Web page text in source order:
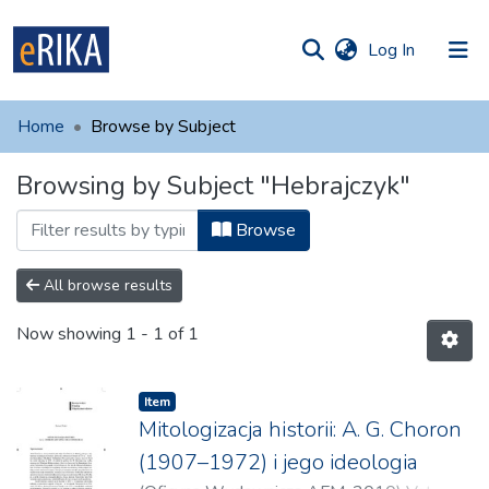
Log In (current)
UAFM
For authors
Help
Contact
Home Browse by Subject
Browsing by Subject "Hebrajczyk"
Browse
All browse results
Now showing 1 - 1 of 1
Item
Mitologizacja historii: A. G. Choron
(1907–1972) i jego ideologia